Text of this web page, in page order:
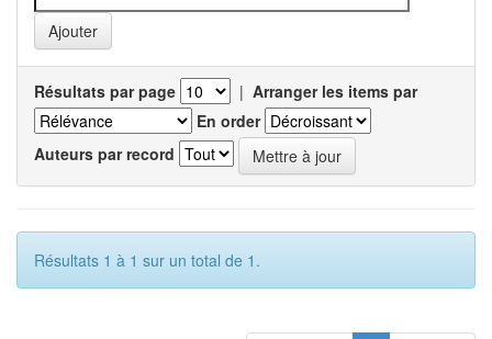
Résultats par page | Arranger les items par
En order
Auteurs par record
Résultats 1 à 1 sur un total de 1.